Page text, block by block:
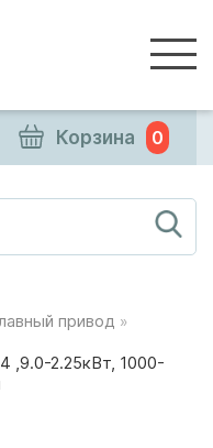
Корзина 0
привод »
,9.0-2.25кВт, 1000-